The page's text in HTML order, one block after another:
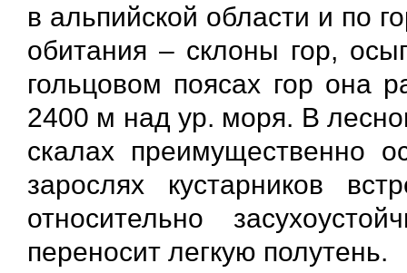
в альпийской области и по
обитания – склоны гор,
гольцовом поясах гор она
2400 м над ур. моря. В
скалах преимущественно
зарослях кустарников
относительно
переносит легкую полутень.